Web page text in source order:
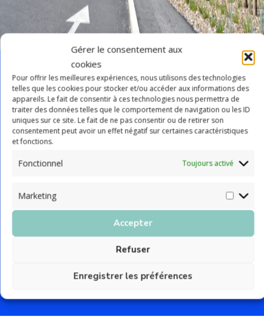
Gérer le consentement aux
cookies
Pour offrir les meilleures expériences, nous utilisons des technologies
telles que les cookies pour stocker et/ou accéder aux informations des
appareils. Le fait de consentir à ces technologies nous permettra de
traiter des données telles que le comportement de navigation ou les ID
uniques sur ce site. Le fait de ne pas consentir ou de retirer son
consentement peut avoir un effet négatif sur certaines caractéristiques
et fonctions.
Fonctionnel Toujours activé
Marketing
Accepter
Refuser
Enregistrer les préférences
LE CHIMB RECRUTE
OFFRES D'EMPLOI
Les candidatures spontanées et les réponses aux
offres d'emplois (cv + lettre de motivation) doivent
être adressées : grh@chimb.fr ou à Centre
Hospitalier Intercommunal Monts et Barrages
NOBLAT Le CH Intercommunal Monts et Barrages
de Saint Léonard-de-Noblat en Haute Vienne (87),
composé de 247 lits répartis entre un service de
Médecine-Soins Palliatifs, une Unité de Soins de
Longue Durée, un service de Soins de Suite et de
Agées Dépendantes et une unité Alzheimer, recrute :